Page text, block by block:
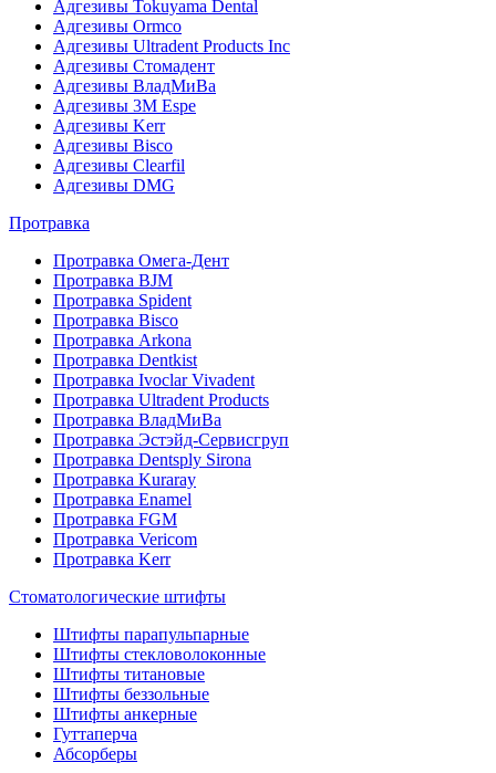
Адгезивы Tokuyama Dental
Адгезивы Ormco
Адгезивы Ultradent Products Inc
Адгезивы Стомадент
Адгезивы ВладМиВа
Адгезивы 3M Espe
Адгезивы Kerr
Адгезивы Bisco
Адгезивы Clearfil
Адгезивы DMG
Протравка
Протравка Омега-Дент
Протравка BJM
Протравка Spident
Протравка Bisco
Протравка Arkona
Протравка Dentkist
Протравка Ivoclar Vivadent
Протравка Ultradent Products
Протравка ВладМиВа
Протравка Эстэйд-Сервисгруп
Протравка Dentsply Sirona
Протравка Kuraray
Протравка Enamel
Протравка FGM
Протравка Vericom
Протравка Kerr
Стоматологические штифты
Штифты парапульпарные
Штифты стекловолоконные
Штифты титановые
Штифты беззольные
Штифты анкерные
Гуттаперча
Абсорберы